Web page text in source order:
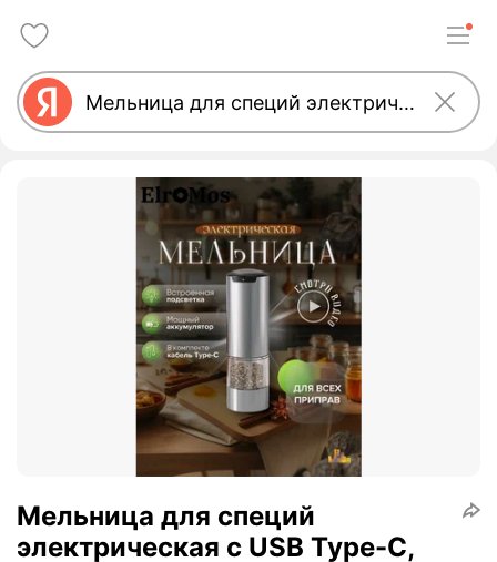
Мельница для специй
электрическая с USB Type-C,